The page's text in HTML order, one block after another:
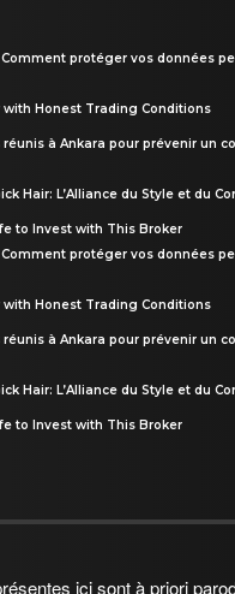
protéger vos données
with Honest Trading Conditions
à Ankara pour prévenir un
Hair: L’Alliance du Style et du
to Invest with This Broker
protéger vos données
with Honest Trading Conditions
à Ankara pour prévenir un
Hair: L’Alliance du Style et du
to Invest with This Broker
ici sont à priori